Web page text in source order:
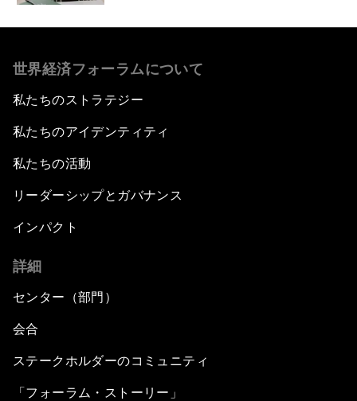
世界経済フォーラムについて
私たちのストラテジー
私たちのアイデンティティ
私たちの活動
リーダーシップとガバナンス
インパクト
詳細
センター（部門）
会合
ステークホルダーのコミュニティ
「フォーラム・ストーリー」